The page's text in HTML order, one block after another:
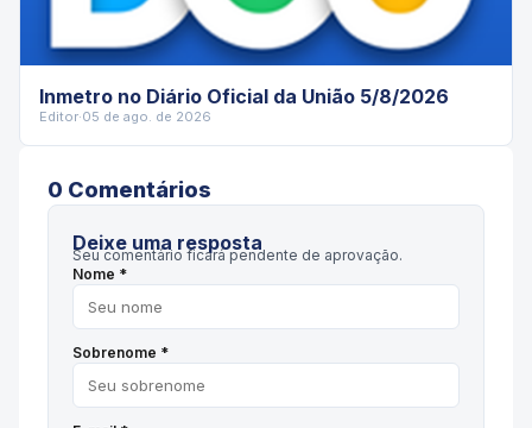
Inmetro no Diário Oficial da União 5/8/2026
Editor·05 de ago. de 2026
0 Comentários
Deixe uma resposta
Seu comentário ficará pendente de aprovação.
Nome *
Sobrenome *